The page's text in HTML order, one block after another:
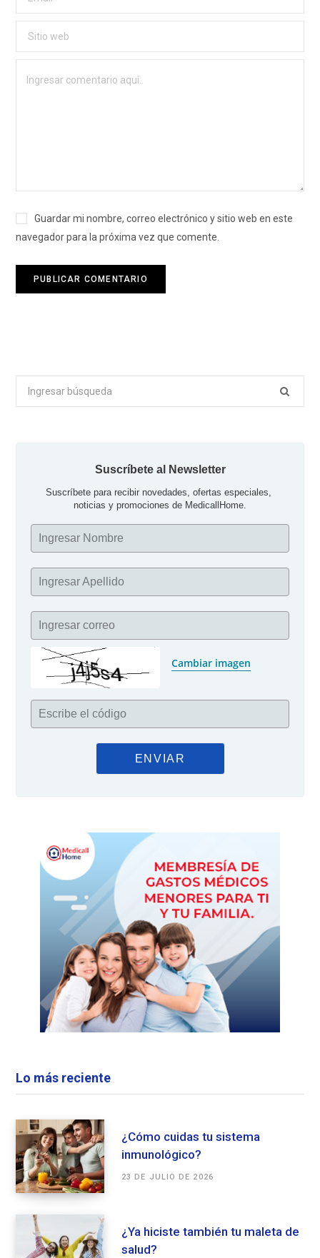
Guardar mi nombre, correo electrónico y sitio web en este
navegador para la próxima vez que comente.
Buscar
Suscríbete al Newsletter
Suscríbete para recibir novedades, ofertas especiales,
noticias y promociones de MedicallHome.
Ingresar Nombre
Ingresar Apellido
Ingresar correo
Cambiar imagen
Escribe el código
Lo más reciente
¿Cómo cuidas tu sistema
inmunológico?
23 DE JULIO DE 2026
¿Ya hiciste también tu maleta de
salud?